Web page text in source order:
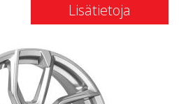
Lisätietoja